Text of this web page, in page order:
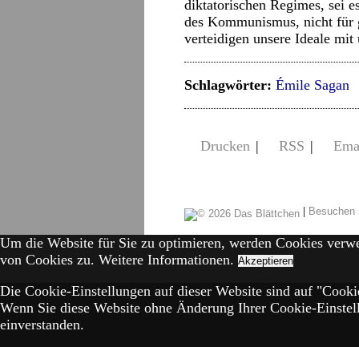
diktatorischen Regimes, sei
des Kommunismus, nicht für
verteidigen unsere Ideale mit
Schlagwörter: Émile Sagan
Drucken | RSS |
|
Um die Website für Sie zu optimieren, werden Cookies
von Cookies zu. Weitere Informationen. Akzeptieren
Die Cookie-Einstellungen auf dieser Website sind auf
Wenn Sie diese Website ohne Änderung Ihrer Cookie-
einverstanden.